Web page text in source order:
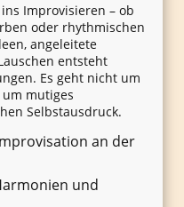
Improvisieren – ob
oder rhythmischen
angeleitete
entsteht
Es geht nicht um
mutiges
Selbstausdruck.
an der
und